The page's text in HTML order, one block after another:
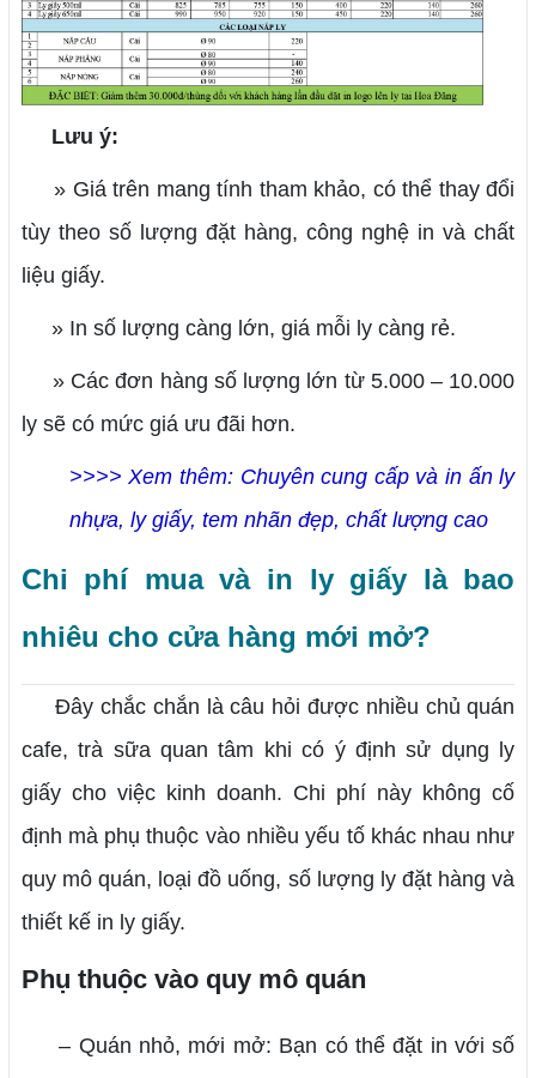
Lưu ý:
» Giá trên mang tính tham khảo, có thể thay đổi
tùy theo số lượng đặt hàng, công nghệ in và chất
liệu giấy.
» In số lượng càng lớn, giá mỗi ly càng rẻ.
» Các đơn hàng số lượng lớn từ 5.000 – 10.000
ly sẽ có mức giá ưu đãi hơn.
>>>> Xem thêm: Chuyên cung cấp và in ấn ly
nhựa, ly giấy, tem nhãn đẹp, chất lượng cao
Chi phí mua và in ly giấy là bao
nhiêu cho cửa hàng mới mở?
Đây chắc chắn là câu hỏi được nhiều chủ quán
cafe, trà sữa quan tâm khi có ý định sử dụng ly
giấy cho việc kinh doanh. Chi phí này không cố
định mà phụ thuộc vào nhiều yếu tố khác nhau như
quy mô quán, loại đồ uống, số lượng ly đặt hàng và
thiết kế in ly giấy.
Phụ thuộc vào quy mô quán
– Quán nhỏ, mới mở: Bạn có thể đặt in với số